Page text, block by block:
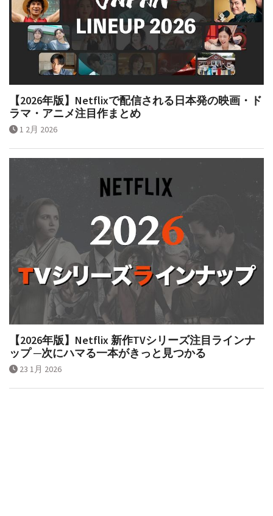
【2026年版】Netflixで配信される日本発の映画・ド
ラマ・アニメ注目作まとめ
1 2月 2026
【2026年版】Netflix 新作TVシリーズ注目ラインナ
ップ ─次にハマる一本がきっと見つかる
23 1月 2026